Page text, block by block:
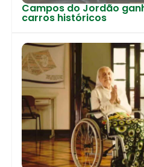
Campos do Jordão
carros históricos